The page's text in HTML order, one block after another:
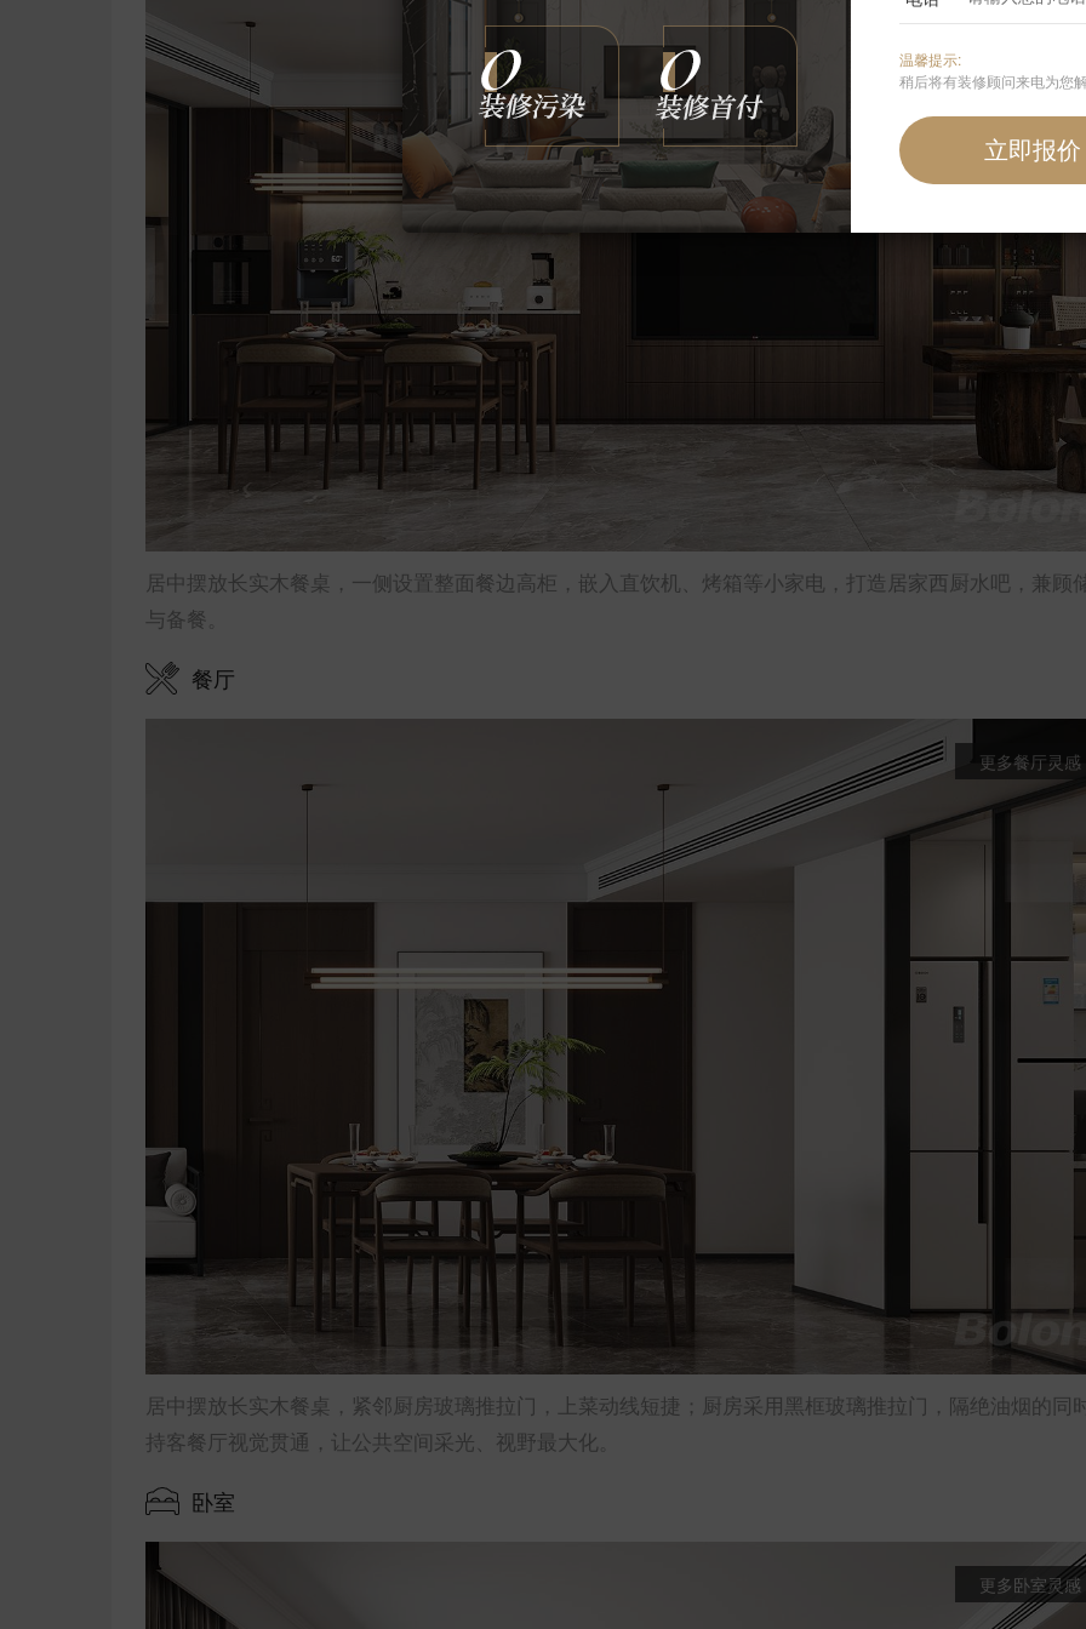
居中摆放长实木餐桌，一侧设置整面餐边高柜，嵌入直饮机、烤箱等小家电，打造居家西厨水吧，兼顾
与备餐。
餐厅
更多餐厅灵感
居中摆放长实木餐桌，紧邻厨房玻璃推拉门，上菜动线短捷；厨房采用黑框玻璃推拉门，隔绝油烟的同
持客餐厅视觉贯通，让公共空间采光、视野最大化。
卧室
更多卧室灵感
温馨提示:
稍后将有装修顾问来电为您